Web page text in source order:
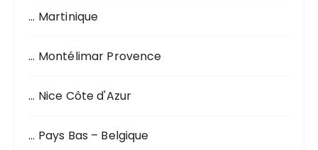
… Martinique
… Montélimar Provence
… Nice Côte d'Azur
… Pays Bas – Belgique